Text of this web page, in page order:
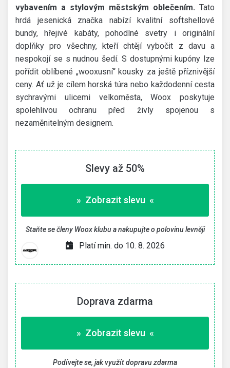
vybavením a stylovým městským oblečením. Tato
hrdá jesenická značka nabízí kvalitní softshellové
bundy, hřejivé kabáty, pohodlné svetry i originální
doplňky pro všechny, kteří chtějí vybočit z davu a
nespokojí se s nudnou šedí. S dostupnými kupóny lze
pořídit oblíbené „wooxusní“ kousky za ještě příznivější
ceny. Ať už je cílem horská túra nebo každodenní cesta
sychravými ulicemi velkoměsta, Woox poskytuje
spolehlivou ochranu před živly spojenou s
nezaměnitelným designem.
Slevy až 50%
» Zobrazit slevu «
Staňte se členy Woox klubu a nakupujte o polovinu levněji
Platí min. do 10. 8. 2026
Doprava zdarma
» Zobrazit slevu «
Podívejte se, jak využít dopravu zdarma